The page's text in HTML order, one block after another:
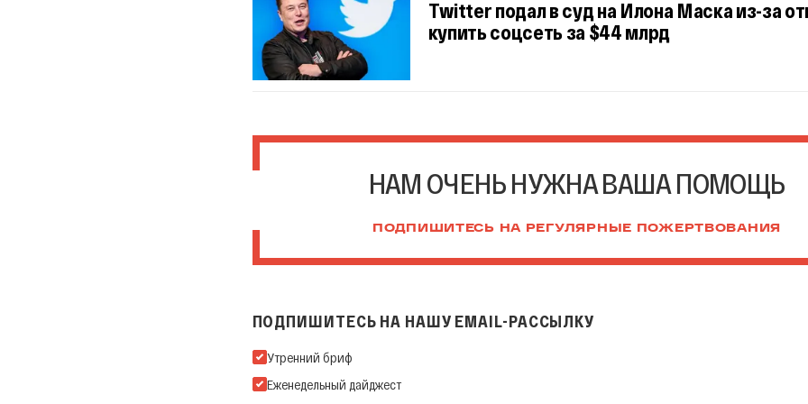
Twitter подал в суд на Илона Маска из-за
купить соцсеть за $44 млрд
НАМ ОЧЕНЬ НУЖНА ВАША ПОМОЩЬ
ПОДПИШИТЕСЬ НА РЕГУЛЯРНЫЕ ПОЖЕРТВОВАНИЯ
ПОДПИШИТЕСЬ НА НАШУ EMAIL-РАССЫЛКУ
Подпишитесь на нашу Email-рассылку
Утренний бриф
Еженедельный дайджест